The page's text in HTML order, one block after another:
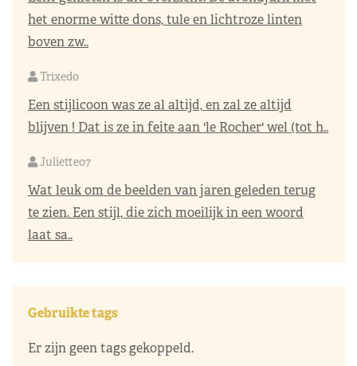
het enorme witte dons, tule en lichtroze linten
boven zw..
Trixedo
Een stijlicoon was ze al altijd, en zal ze altijd
blijven ! Dat is ze in feite aan 'le Rocher' wel (tot h..
Juliette07
Wat leuk om de beelden van jaren geleden terug
te zien. Een stijl, die zich moeilijk in een woord
laat sa..
Gebruikte tags
Er zijn geen tags gekoppeld.